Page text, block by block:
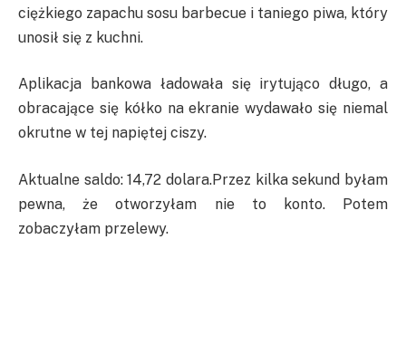
ciężkiego zapachu sosu barbecue i taniego piwa, który
unosił się z kuchni.
Aplikacja bankowa ładowała się irytująco długo, a
obracające się kółko na ekranie wydawało się niemal
okrutne w tej napiętej ciszy.
Aktualne saldo: 14,72 dolara.Przez kilka sekund byłam
pewna, że otworzyłam nie to konto. Potem
zobaczyłam przelewy.